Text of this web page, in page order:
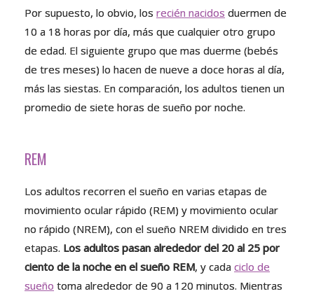
Por supuesto, lo obvio, los recién nacidos duermen de
10 a 18 horas por día, más que cualquier otro grupo
de edad. El siguiente grupo que mas duerme (bebés
de tres meses) lo hacen de nueve a doce horas al día,
más las siestas. En comparación, los adultos tienen un
promedio de siete horas de sueño por noche.
REM
Los adultos recorren el sueño en varias etapas de
movimiento ocular rápido (REM) y movimiento ocular
no rápido (NREM), con el sueño NREM dividido en tres
etapas. Los adultos pasan alrededor del 20 al 25 por
ciento de la noche en el sueño REM, y cada ciclo de
sueño toma alrededor de 90 a 120 minutos. Mientras